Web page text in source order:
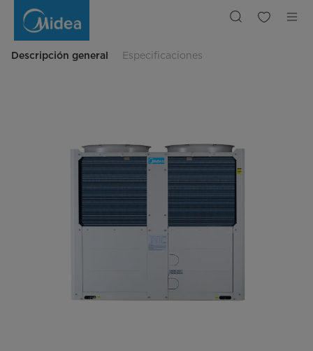
Modular
Thermal
Descripción general Especificaciones